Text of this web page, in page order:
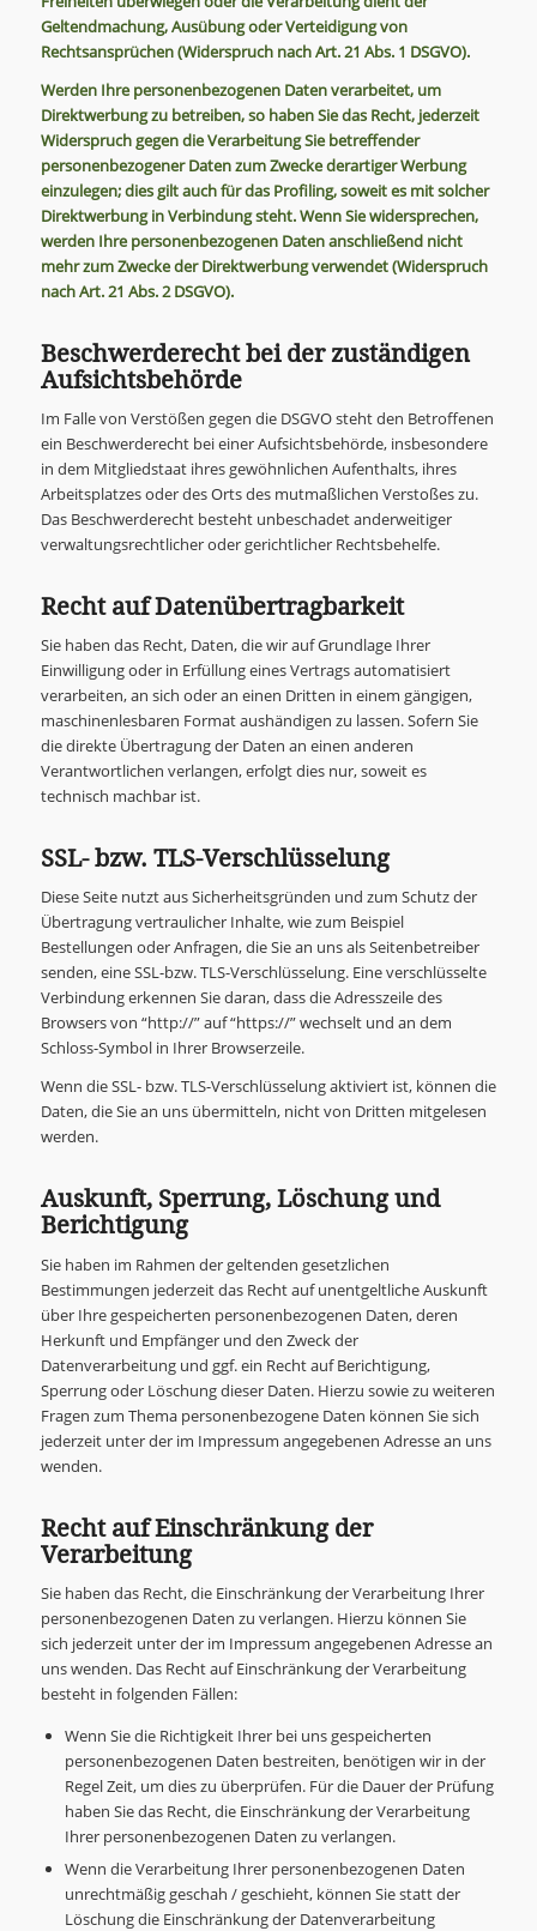
Geltendmachung, Ausübung oder Verteidigung von
Rechtsansprüchen (Widerspruch nach Art. 21 Abs. 1 DSGVO).
Werden Ihre personenbezogenen Daten verarbeitet, um
Direktwerbung zu betreiben, so haben Sie das Recht, jederzeit
Widerspruch gegen die Verarbeitung Sie betreffender
personenbezogener Daten zum Zwecke derartiger Werbung
einzulegen; dies gilt auch für das Profiling, soweit es mit solcher
Direktwerbung in Verbindung steht. Wenn Sie widersprechen,
werden Ihre personenbezogenen Daten anschließend nicht
mehr zum Zwecke der Direktwerbung verwendet (Widerspruch
nach Art. 21 Abs. 2 DSGVO).
Beschwerderecht bei der zuständigen
Aufsichtsbehörde
Im Falle von Verstößen gegen die DSGVO steht den Betroffenen
ein Beschwerderecht bei einer Aufsichtsbehörde, insbesondere
in dem Mitgliedstaat ihres gewöhnlichen Aufenthalts, ihres
Arbeitsplatzes oder des Orts des mutmaßlichen Verstoßes zu.
Das Beschwerderecht besteht unbeschadet anderweitiger
verwaltungsrechtlicher oder gerichtlicher Rechtsbehelfe.
Recht auf Datenübertragbarkeit
Sie haben das Recht, Daten, die wir auf Grundlage Ihrer
Einwilligung oder in Erfüllung eines Vertrags automatisiert
verarbeiten, an sich oder an einen Dritten in einem gängigen,
maschinenlesbaren Format aushändigen zu lassen. Sofern Sie
die direkte Übertragung der Daten an einen anderen
Verantwortlichen verlangen, erfolgt dies nur, soweit es
technisch machbar ist.
SSL- bzw. TLS-Verschlüsselung
Diese Seite nutzt aus Sicherheitsgründen und zum Schutz der
Übertragung vertraulicher Inhalte, wie zum Beispiel
Bestellungen oder Anfragen, die Sie an uns als Seitenbetreiber
senden, eine SSL-bzw. TLS-Verschlüsselung. Eine verschlüsselte
Verbindung erkennen Sie daran, dass die Adresszeile des
Browsers von “http://” auf “https://” wechselt und an dem
Schloss-Symbol in Ihrer Browserzeile.
Wenn die SSL- bzw. TLS-Verschlüsselung aktiviert ist, können die
Daten, die Sie an uns übermitteln, nicht von Dritten mitgelesen
werden.
Auskunft, Sperrung, Löschung und
Berichtigung
Sie haben im Rahmen der geltenden gesetzlichen
Bestimmungen jederzeit das Recht auf unentgeltliche Auskunft
über Ihre gespeicherten personenbezogenen Daten, deren
Herkunft und Empfänger und den Zweck der
Datenverarbeitung und ggf. ein Recht auf Berichtigung,
Sperrung oder Löschung dieser Daten. Hierzu sowie zu weiteren
Fragen zum Thema personenbezogene Daten können Sie sich
jederzeit unter der im Impressum angegebenen Adresse an uns
wenden.
Recht auf Einschränkung der
Verarbeitung
Sie haben das Recht, die Einschränkung der Verarbeitung Ihrer
personenbezogenen Daten zu verlangen. Hierzu können Sie
sich jederzeit unter der im Impressum angegebenen Adresse an
uns wenden. Das Recht auf Einschränkung der Verarbeitung
besteht in folgenden Fällen:
Wenn Sie die Richtigkeit Ihrer bei uns gespeicherten
personenbezogenen Daten bestreiten, benötigen wir in der
Regel Zeit, um dies zu überprüfen. Für die Dauer der Prüfung
haben Sie das Recht, die Einschränkung der Verarbeitung
Ihrer personenbezogenen Daten zu verlangen.
Wenn die Verarbeitung Ihrer personenbezogenen Daten
unrechtmäßig geschah / geschieht, können Sie statt der
Löschung die Einschränkung der Datenverarbeitung